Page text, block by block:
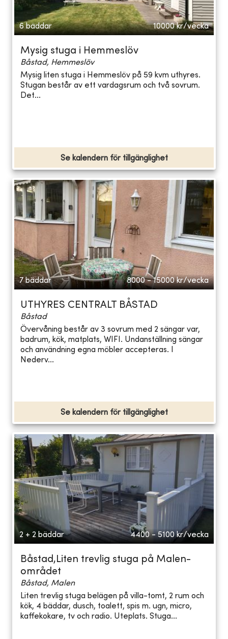
6 bäddar 10000 kr/vecka
Mysig stuga i Hemmeslöv
Båstad, Hemmeslöv
Mysig liten stuga i Hemmeslöv på 59 kvm uthyres.
Stugan består av ett vardagsrum och två sovrum.
Det...
Se kalendern för tillgänglighet
7 bäddar 8000 - 15000 kr/vecka
UTHYRES CENTRALT BÅSTAD
Båstad
Övervåning består av 3 sovrum med 2 sängar var,
badrum, kök, matplats, WIFI. Undanställning sängar
och användning egna möbler accepteras. I
Nederv...
Se kalendern för tillgänglighet
2 + 2 bäddar 4400 - 5100 kr/vecka
Båstad,Liten trevlig stuga på Malen-
området
Båstad, Malen
Liten trevlig stuga belägen på villa-tomt, 2 rum och
kök, 4 bäddar, dusch, toalett, spis m. ugn, micro,
kaffekokare, tv och radio. Uteplats. Stuga...